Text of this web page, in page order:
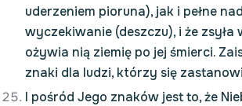
uderzeniem pioruna), jak i pełne
wyczekiwanie (deszczu), i że zsyła
ożywia nią ziemię po jej śmierci.
znaki dla ludzi, którzy się
I pośród Jego znaków jest to, że